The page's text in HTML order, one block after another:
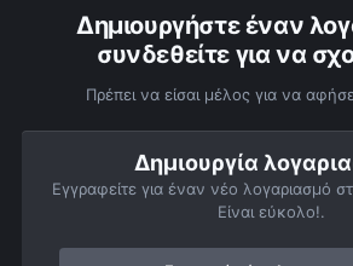
Δημιουργήστε έναν
συνδεθείτε για να
Πρέπει να είσαι μέλος για να
Δημιουργία
Εγγραφείτε για έναν νέο λογαριασμό
Είναι εύκολο!.